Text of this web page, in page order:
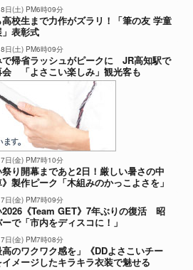
日(土) PM6時09分
校生まで力作がズラリ！「筆の友 学童
表彰式
日(土) PM6時09分
で帰省ラッシュがピークに JR高知駅で
会 「よさこい楽しみ」観光客も
日(金) PM7時10分
り開幕まであと2日！厳しい暑さの中
》製作ピーク「木組みのかっこよさを」
日(金) PM7時09分
2026《Team GET》7年ぶりの復活 昭
で「市内をディスコに！」
日(金) PM7時08分
高のワクワク感を」《DDよさこいチー
メージしたキラキラ衣装で魅せる